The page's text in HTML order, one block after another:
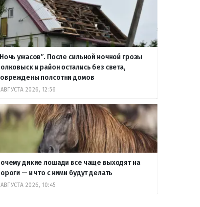
ужасов”. После сильной ночной грозы
и район остались без света,
полсотни домов
2026, 12:56
дикие лошади все чаще выходят на
— и что с ними будут делать
2026, 10:45